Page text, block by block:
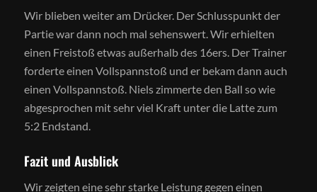
Wir blieben weiter am Drücker. Der Schlusspunkt der
Partie war dann noch mal sehenswert. Wir erhielten
einen Freistoß etwas außerhalb des 16ers. Der Trainer
forderte einen Vollspannstoß und er bekam dann auch
einen Vollspannstoß. Niels zimmerte den Ball so wie
abgesprochen mit sehr viel Kraft unter die Latte zum
5:2 Endstand.
Fazit und Ausblick
Wir zeigten eine sehr starke Leistung gegen einen